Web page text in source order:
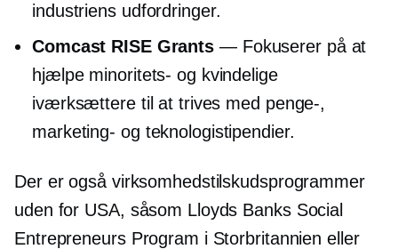
industriens udfordringer.
Comcast RISE Grants — Fokuserer på at
hjælpe minoritets- og kvindelige
iværksættere til at trives med penge-,
marketing- og teknologistipendier.
Der er også virksomhedstilskudsprogrammer
uden for USA, såsom Lloyds Banks Social
Entrepreneurs Program i Storbritannien eller